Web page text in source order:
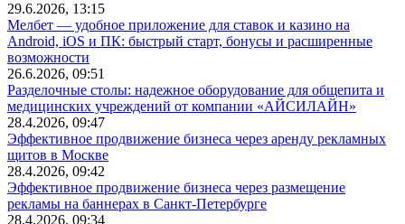
29.6.2026, 13:15
Мелбет — удобное приложение для ставок и казино на
Android, iOS и ПК: быстрый старт, бонусы и расширенные
возможности
26.6.2026, 09:51
Разделочные столы: надежное оборудование для общепита и
медицинских учреждений от компании «АЙСИЛАЙН»
28.4.2026, 09:47
Эффективное продвижение бизнеса через аренду рекламных
щитов в Москве
28.4.2026, 09:42
Эффективное продвижение бизнеса через размещение
рекламы на баннерах в Санкт-Петербурге
28.4.2026, 09:34